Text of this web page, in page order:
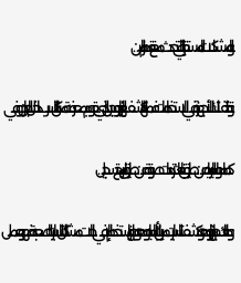
و المشكلات المستقبلية التي تحدث مع تقدم الزمن.
و تختلف تلك الأجهزة في الاستخدامات فمنها الكشف بغاز الهيدروجين الذي يقوم بمعرفة مكان التسرب داخل الجدران وفي
كما مواسير المياه عن طريق انبعاث ترددات صوتية عن طريق برنامج تسجيل.
و هناك جهاز اخر وهو كشف التسربات من أنابيب المياه وهو جهاز لا يستخدم إلا في حالات مشاكل التسربات الصعبة فهو يعمل